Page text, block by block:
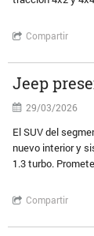
Compartir
Jeep
29/03/2026
El SUV del
nuevo interior y
1.3 turbo.
Compartir